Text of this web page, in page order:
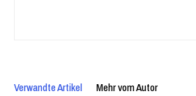
Verwandte Artikel Mehr vom Autor